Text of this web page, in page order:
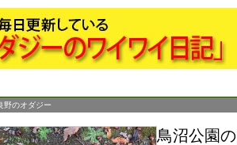
のオダジー
鳥沼公園